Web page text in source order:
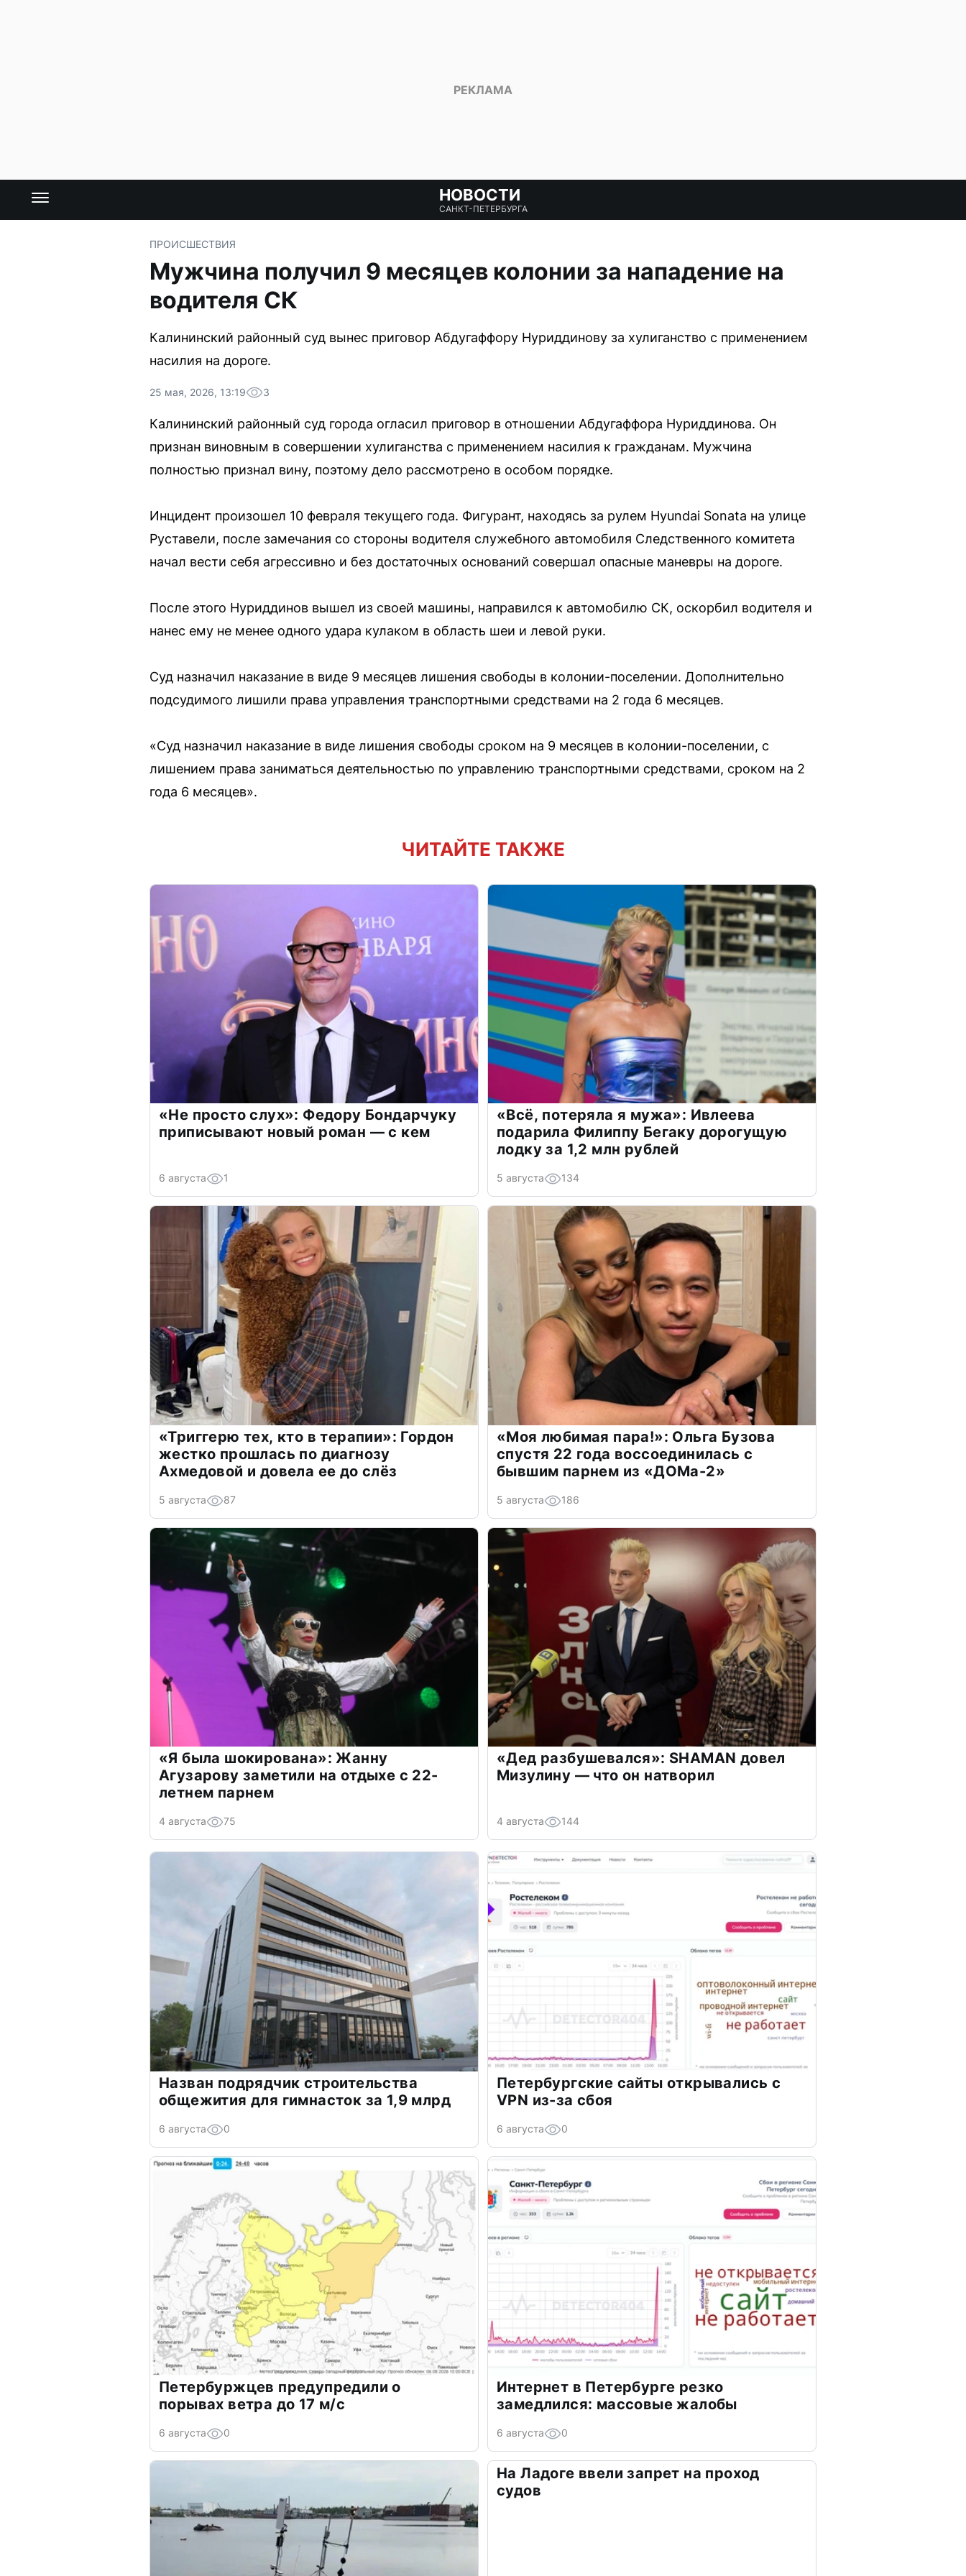
НОВОСТИ
САНКТ-ПЕТЕРБУРГА
ПРОИСШЕСТВИЯ
Мужчина получил 9 месяцев колонии за нападение на
водителя СК
Калининский районный суд вынес приговор Абдугаффору Нуриддинову за хулиганство с применением
насилия на дороге.
25 мая, 2026, 13:19 3
Калининский районный суд города огласил приговор в отношении Абдугаффора Нуриддинова. Он
признан виновным в совершении хулиганства с применением насилия к гражданам. Мужчина
полностью признал вину, поэтому дело рассмотрено в особом порядке.
Инцидент произошел 10 февраля текущего года. Фигурант, находясь за рулем Hyundai Sonata на улице
Руставели, после замечания со стороны водителя служебного автомобиля Следственного комитета
начал вести себя агрессивно и без достаточных оснований совершал опасные маневры на дороге.
После этого Нуриддинов вышел из своей машины, направился к автомобилю СК, оскорбил водителя и
нанес ему не менее одного удара кулаком в область шеи и левой руки.
Суд назначил наказание в виде 9 месяцев лишения свободы в колонии-поселении. Дополнительно
подсудимого лишили права управления транспортными средствами на 2 года 6 месяцев.
«Суд назначил наказание в виде лишения свободы сроком на 9 месяцев в колонии-поселении, с
лишением права заниматься деятельностью по управлению транспортными средствами, сроком на 2
года 6 месяцев».
ЧИТАЙТЕ ТАКЖЕ
«Не просто слух»: Федору Бондарчуку
приписывают новый роман — с кем
6 августа 1
«Всё, потеряла я мужа»: Ивлеева
подарила Филиппу Бегаку дорогущую
лодку за 1,2 млн рублей
5 августа 134
«Триггерю тех, кто в терапии»: Гордон
жестко прошлась по диагнозу
Ахмедовой и довела ее до слёз
5 августа 87
«Моя любимая пара!»: Ольга Бузова
спустя 22 года воссоединилась с
бывшим парнем из «ДОМа-2»
5 августа 186
«Я была шокирована»: Жанну
Агузарову заметили на отдыхе с 22-
летнем парнем
4 августа 75
«Дед разбушевался»: SHAMAN довел
Мизулину — что он натворил
4 августа 144
Назван подрядчик строительства
общежития для гимнасток за 1,9 млрд
6 августа 0
Петербургские сайты открывались с
VPN из-за сбоя
6 августа 0
Петербуржцев предупредили о
порывах ветра до 17 м/с
6 августа 0
Интернет в Петербурге резко
замедлился: массовые жалобы
6 августа 0
На Ладоге ввели запрет на проход
судов